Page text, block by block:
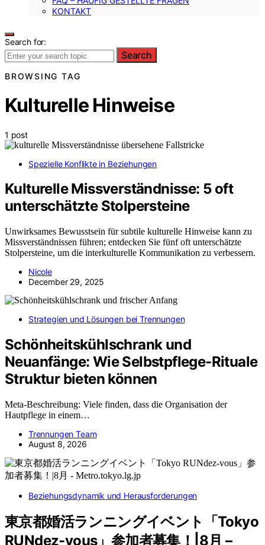
KONTAKT
Search for:
Search
BROWSING TAG
Kulturelle Hinweise
1 post
Spezielle Konflikte in Beziehungen
Kulturelle Missverständnisse: 5 oft
unterschätzte Stolpersteine
Unwirksames Bewusstsein für subtile kulturelle Hinweise kann zu
Missverständnissen führen; entdecken Sie fünf oft unterschätzte
Stolpersteine, um die interkulturelle Kommunikation zu verbessern.
Nicole
December 29, 2025
Strategien und Lösungen bei Trennungen
Schönheitskühlschrank und
Neuanfänge: Wie Selbstpflege-Rituale
Struktur bieten können
Meta-Beschreibung: Viele finden, dass die Organisation der
Hautpflege in einem…
Trennungen Team
August 8, 2026
Beziehungsdynamik und Herausforderungen
東京都婚活ランニングイベント「Tokyo
RUNdez-vous」参加者募集！|8月 –